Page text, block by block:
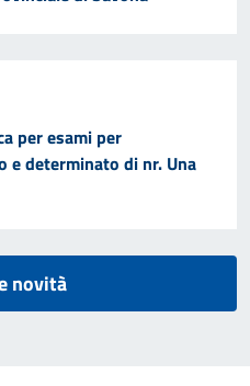
per esami per
e determinato di nr. Una
novità